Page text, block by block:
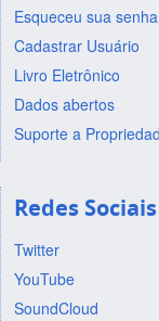
Esqueceu sua
Cadastrar Usuário
Livro Eletrônico
Dados abertos
Suporte a
Redes Sociais
Twitter
YouTube
SoundCloud